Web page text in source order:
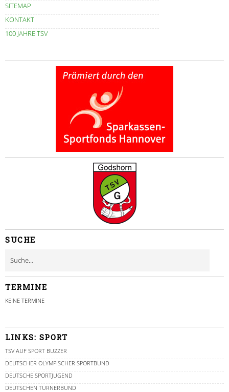
SITEMAP
KONTAKT
100 JAHRE TSV
SUCHE
TERMINE
KEINE TERMINE
LINKS: SPORT
TSV AUF SPORT BUZZER
DEUTSCHER OLYMPISCHER SPORTBUND
DEUTSCHE SPORTJUGEND
DEUTSCHEN TURNERBUND